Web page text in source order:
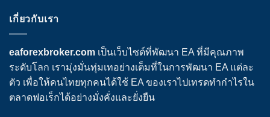
เกี่ยวกับเรา
eaforexbroker.com เป็นเว็บไซต์ที่พัฒนา EA ที่มีคุณภาพ
ระดับโลก เรามุ่งมั่นทุ่มเทอย่างเต็มที่ในการพัฒนา EA แต่ละ
ตัว เพื่อให้คนไทยทุกคนได้ใช้ EA ของเราไปเทรดทำกำไรใน
ตลาดฟอเร็กได้อย่างมั่งคั่งและยั่งยืน